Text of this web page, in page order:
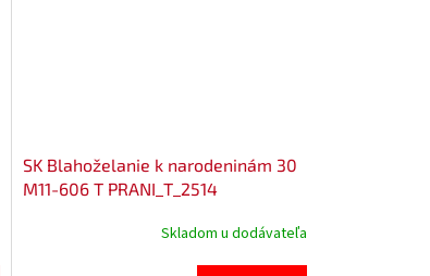
SK Blahoželanie k narodeninám 30
M11-606 T PRANI_T_2514
Skladom u dodávateľa